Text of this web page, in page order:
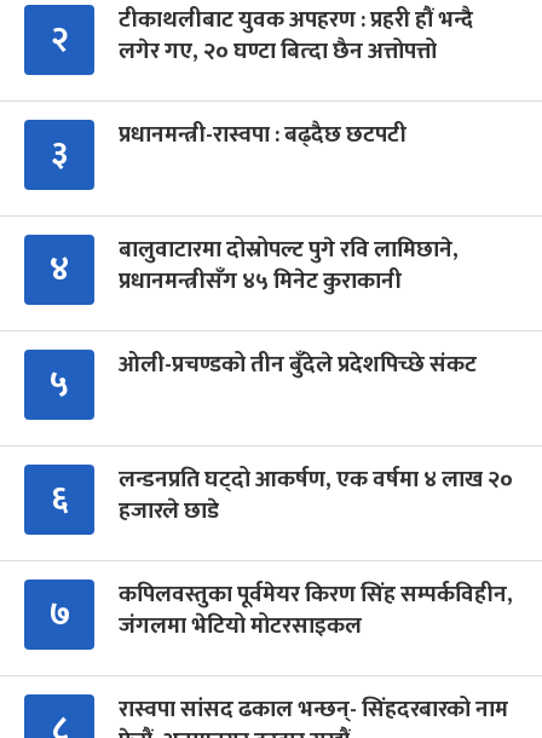
२
टीकाथलीबाट युवक अपहरण : प्रहरी हौं भन्दै
लगेर गए, २० घण्टा बित्दा छैन अत्तोपत्तो
३ प्रधानमन्त्री-रास्वपा : बढ्दैछ छटपटी
४
बालुवाटारमा दोस्रोपल्ट पुगे रवि लामिछाने,
प्रधानमन्त्रीसँग ४५ मिनेट कुराकानी
५ ओली-प्रचण्डको तीन बुँदेले प्रदेशपिच्छे संकट
६
लन्डनप्रति घट्दो आकर्षण, एक वर्षमा ४ लाख २०
हजारले छाडे
७
कपिलवस्तुका पूर्वमेयर किरण सिंह सम्पर्कविहीन,
जंगलमा भेटियो मोटरसाइकल
रास्वपा सांसद ढकाल भन्छन्- सिंहदरबारको नाम